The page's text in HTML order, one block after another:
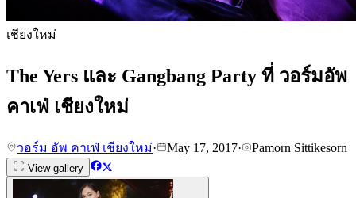
เชียงใหม่
The Yers และ Gangbang Party ที่ วอร์มอัพ
คาเฟ่ เชียงใหม่
วอร์ม อัพ คาเฟ่ เชียงใหม่· May 17, 2017· Pamorn Sittikesorn
View gallery